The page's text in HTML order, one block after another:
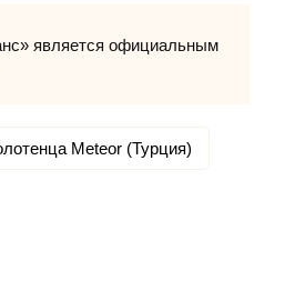
является официальным
Meteor (Турция)